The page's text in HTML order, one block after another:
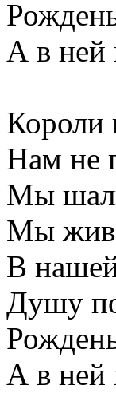
А в ней
Короли
Нам не
Мы
Мы
В
Душу
А в ней